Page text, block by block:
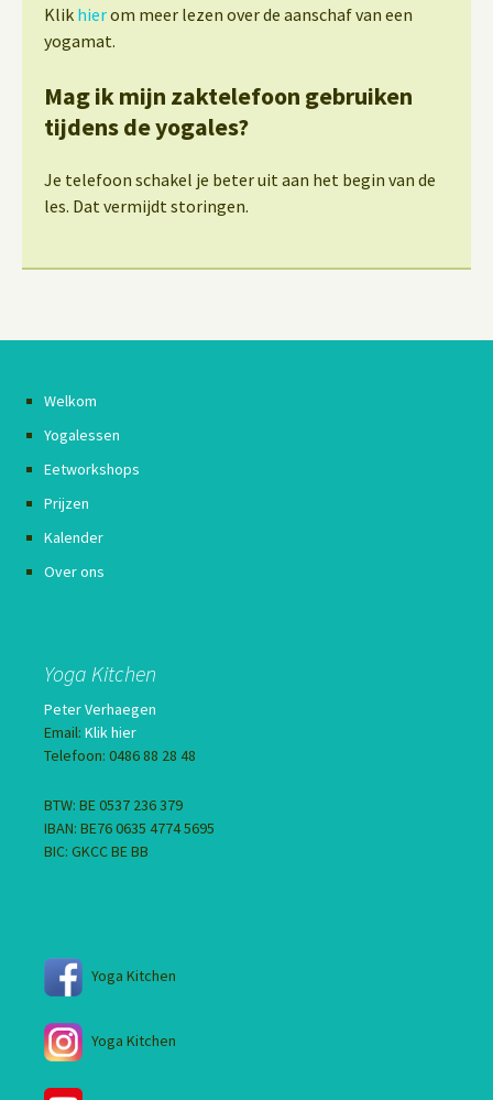
Klik hierom meer lezen over de aanschaf van een
yogamat.
Mag ik mijn zaktelefoon gebruiken
tijdens de yogales?
Je telefoon schakel je beter uit aan het begin van de
les. Dat vermijdt storingen.
Welkom
Yogalessen
Eetworkshops
Prijzen
Kalender
Over ons
Yoga Kitchen
Peter Verhaegen
Email: Klik hier
Telefoon: 0486 88 28 48
BTW: BE 0537 236 379
IBAN: BE76 0635 4774 5695
BIC: GKCC BE BB
Yoga Kitchen
Yoga Kitchen